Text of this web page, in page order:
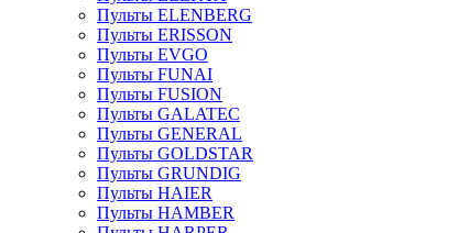
Пульты ELENBERG
Пульты ERISSON
Пульты EVGO
Пульты FUNAI
Пульты FUSION
Пульты GALATEC
Пульты GENERAL
Пульты GOLDSTAR
Пульты GRUNDIG
Пульты HAIER
Пульты HAMBER